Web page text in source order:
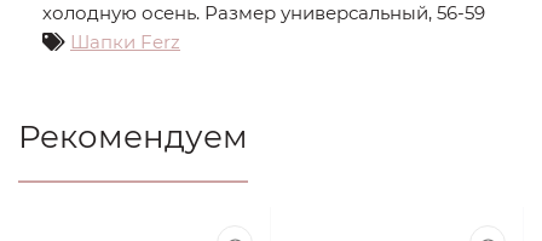
холодную осень. Размер универсальный, 56-59
Шапки Ferz
Рекомендуем